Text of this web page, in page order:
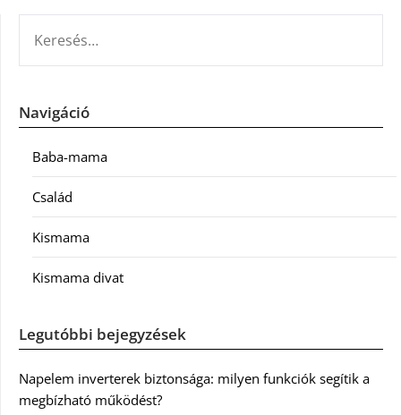
Navigáció
Baba-mama
Család
Kismama
Kismama divat
Legutóbbi bejegyzések
Napelem inverterek biztonsága: milyen funkciók segítik a
megbízható működést?